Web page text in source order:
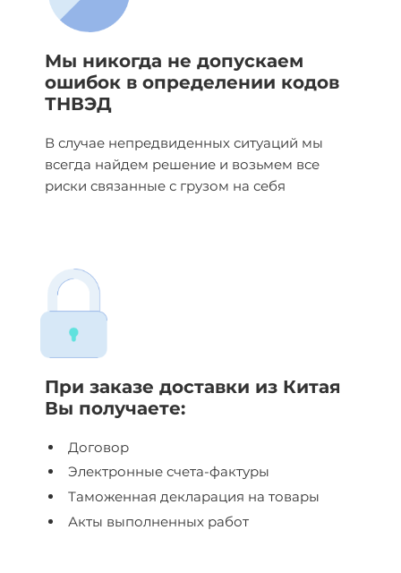
Мы никогда не допускаем
ошибок в определении кодов
ТНВЭД
В случае непредвиденных ситуаций мы
всегда найдем решение и возьмем все
риски связанные с грузом на себя
При заказе доставки из Китая
Вы получаете:
Договор
Электронные счета-фактуры
Таможенная декларация на товары
Акты выполненных работ